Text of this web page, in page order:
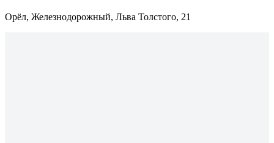
Орёл, Железнодорожный, Льва Толстого, 21